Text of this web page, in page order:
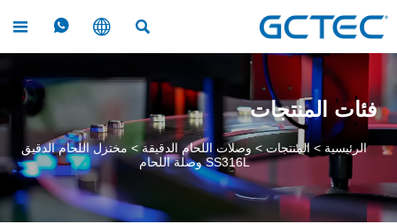




فئات المنتجات
الرئيسية >المنتجات > وصلات اللحام الدقيقة> مختزل اللحام الدقيق
SS316L وصلة اللحام